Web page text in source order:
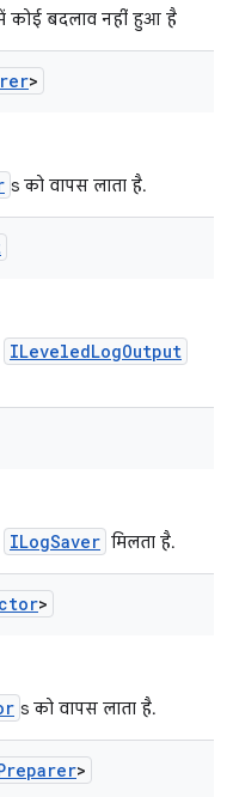
कोई बदलाव नहीं हुआ है
>
s को वापस लाता है.
ILeveledLogOutput
ILogSaver मिलता है.
>
s को वापस लाता है.
>